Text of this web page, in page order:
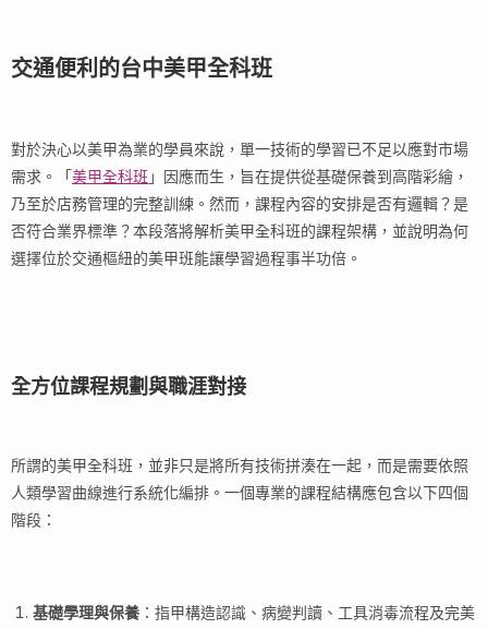
交通便利的台中美甲全科班
對於決心以美甲為業的學員來說，單一技術的學習已不足以應對市場
需求。「美甲全科班 」因應而生，旨在提供從基礎保養到高階彩繪，
乃至於店務管理的完整訓練。然而，課程內容的安排是否有邏輯？是
否符合業界標準？本段落將解析美甲全科班的課程架構，並說明為何
選擇位於交通樞紐的美甲班能讓學習過程事半功倍。
全方位課程規劃與職涯對接
所謂的美甲全科班，並非只是將所有技術拼湊在一起，而是需要依照
人類學習曲線進行系統化編排。一個專業的課程結構應包含以下四個
階段：
基礎學理與保養 ：指甲構造認識、病變判讀、工具消毒流程及完美